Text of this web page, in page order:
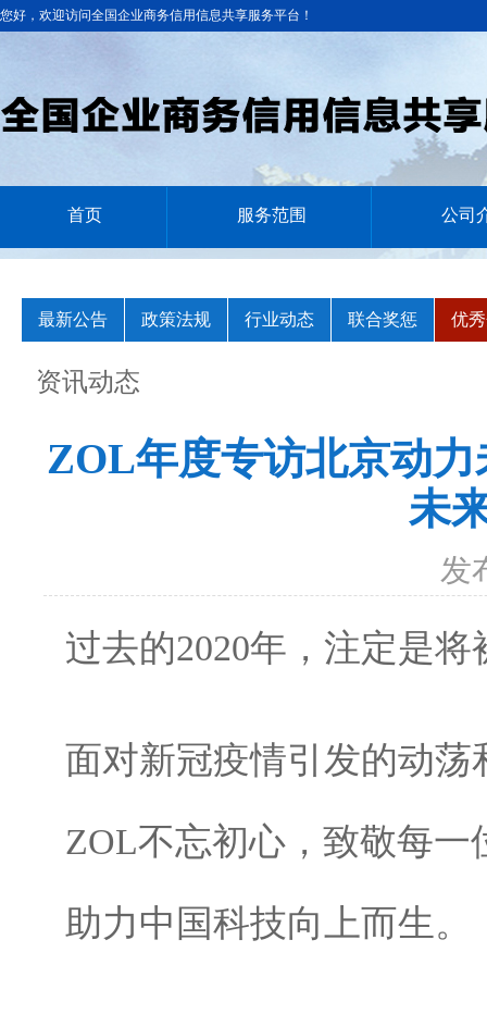
您好，欢迎访问全国企业商务信用信息共享服务平台！
首页 服务范围 公司
最新公告 政策法规 行业动态 联合奖惩 优
资讯动态
ZOL年度专访北京动
未
发
过去的2020年，注定是
面对新冠疫情引发的动
ZOL不忘初心，致敬每
助力中国科技向上而生。